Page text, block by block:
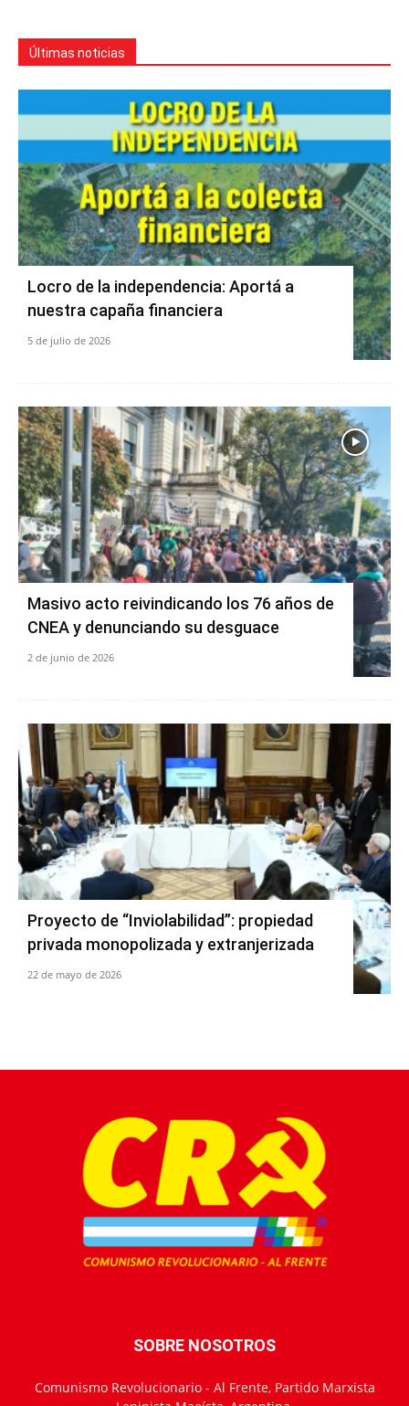
Últimas noticias
Locro de la independencia: Aportá a
nuestra capaña financiera
5 de julio de 2026
Masivo acto reivindicando los 76 años de
CNEA y denunciando su desguace
2 de junio de 2026
Proyecto de “Inviolabilidad”: propiedad
privada monopolizada y extranjerizada
22 de mayo de 2026
SOBRE NOSOTROS
Comunismo Revolucionario - Al Frente, Partido Marxista